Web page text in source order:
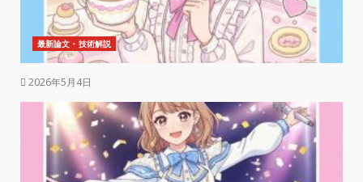
最新論文・技術解説
2026年5月4日